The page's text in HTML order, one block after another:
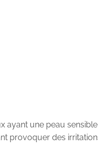
une peau
provoquer des